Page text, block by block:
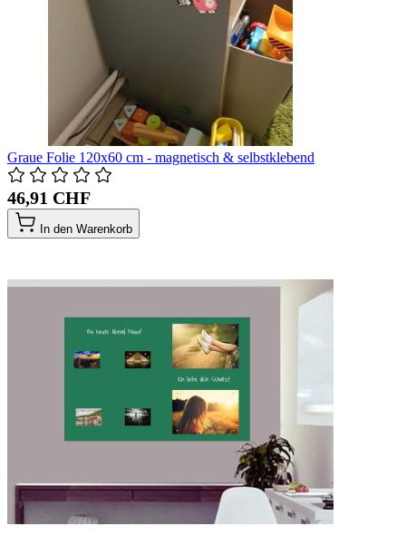
Graue Folie 120x60 cm - magnetisch & selbstklebend
46,91 CHF
In den Warenkorb